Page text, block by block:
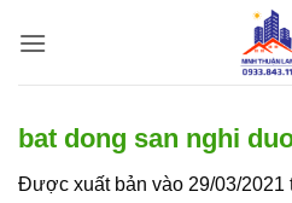
qua
bat dong san nghi
Được xuất bản vào 29/03/2021